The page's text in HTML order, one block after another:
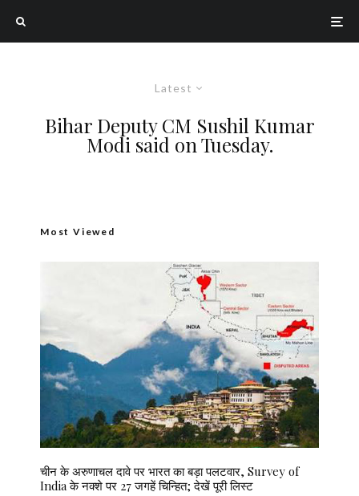
Latest
Bihar Deputy CM Sushil Kumar
Modi said on Tuesday.
Most Viewed
चीन के अरुणाचल दावे पर भारत का बड़ा पलटवार, Survey of
India के नक्शे पर 27 जगहें चिन्हित; देखें पूरी लिस्ट